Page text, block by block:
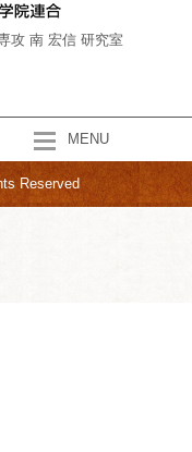
攻 南 宏信 研究室
MENU
Reserved